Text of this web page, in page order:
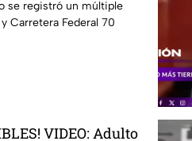
se registró un múltiple
Carretera Federal 70
VIDEO: Adulto